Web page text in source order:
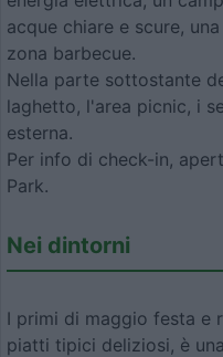
acque chiare e scure,
zona barbecue.
Nella parte sottostante
laghetto, l'area picnic, i
esterna.
Per info di check-in,
Park.
Nei dintorni
I primi di maggio festa e
piatti tipici deliziosi, è